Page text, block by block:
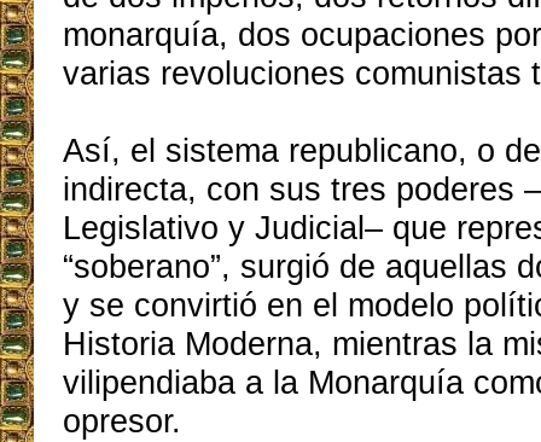
monarquía, dos ocupaciones
varias revoluciones comunistas
Así, el sistema republicano, o
indirecta, con sus tres poderes
Legislativo y Judicial– que
“soberano”, surgió de aquellas
y se convirtió en el modelo
Historia Moderna, mientras la
vilipendiaba a la Monarquía
opresor.